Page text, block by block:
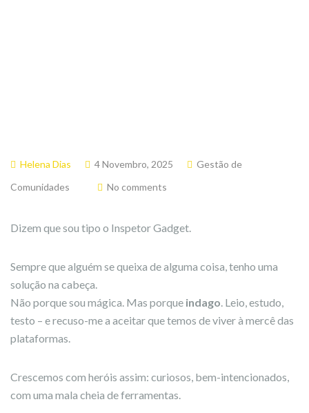
Helena Dias 4 Novembro, 2025
Gestão de
Comunidades
No comments
Dizem que sou tipo o Inspetor Gadget.
Sempre que alguém se queixa de alguma coisa, tenho uma
solução na cabeça.
Não porque sou mágica. Mas porque indago. Leio, estudo,
testo – e recuso-me a aceitar que temos de viver à mercê das
plataformas.
Crescemos com heróis assim: curiosos, bem-intencionados,
com uma mala cheia de ferramentas.